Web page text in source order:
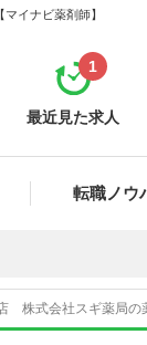
イナビ薬剤師】
最近見た求人
1
転職ノウ
株式会社スギ薬局の